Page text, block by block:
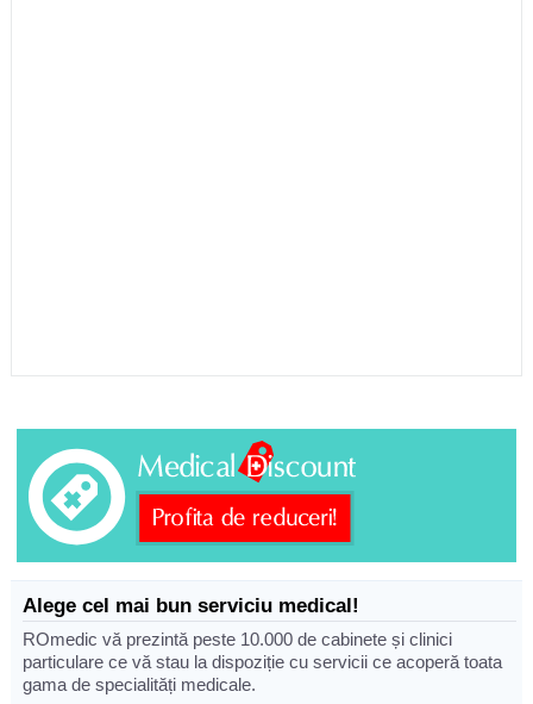
Alege cel mai bun serviciu medical!
ROmedic vă prezintă peste 10.000 de cabinete și clinici
particulare ce vă stau la dispoziție cu servicii ce acoperă toata
gama de specialități medicale.